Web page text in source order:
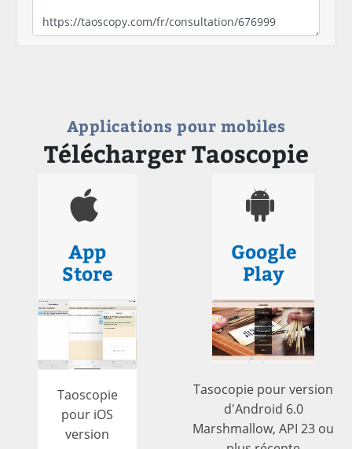
Applications pour mobiles
Télécharger Taoscopie
App
Store
Taoscopie
pour iOS
version
Google
Play
Tasocopie pour version
d'Android 6.0
Marshmallow, API 23 ou